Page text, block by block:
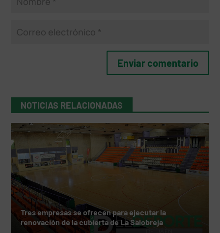
NOTICIAS RELACIONADAS
Tres empresas se ofrecen para ejecutar la
renovación de la cubierta de La Salobreja